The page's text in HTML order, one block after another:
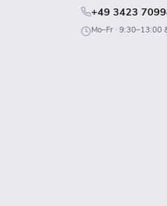
+49 3423
Mo–Fr ·